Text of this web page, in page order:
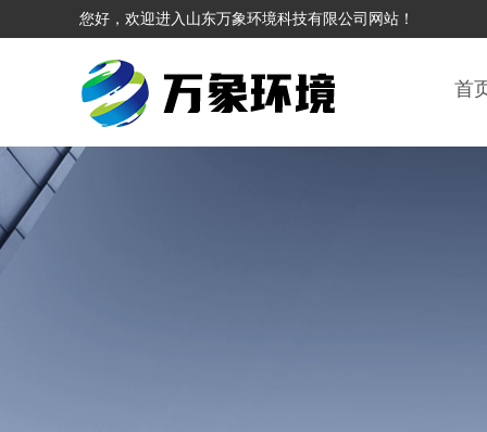
您好，欢迎进入山东万象环境科技有限公司网站！
首